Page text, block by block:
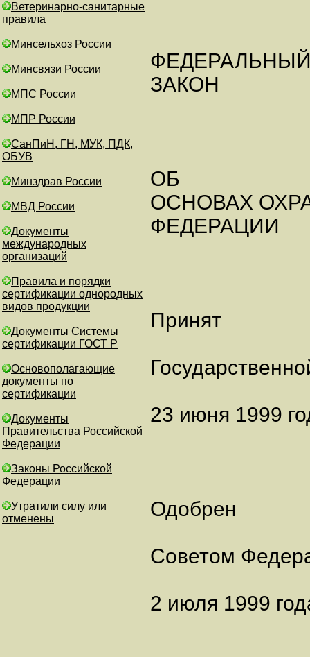
Ветеринарно-санитарные
правила
Минсельхоз России
Минсвязи России
МПС России
МПР России
СанПиН, ГН, МУК, ПДК,
ОБУВ
Минздрав России
МВД России
Документы
международных
организаций
Правила и порядки
сертификации однородных
видов продукции
Документы Системы
сертификации ГОСТ Р
Основополагающие
документы по
сертификации
Документы
Правительства Российской
Федерации
Законы Российской
Федерации
Утратили силу или
отменены
ЗАКОН
ОБ
ОСНОВАХ
ФЕДЕРАЦИИ
Принят
23 июня 1999
Одобрен
Советом
2 июля 1999